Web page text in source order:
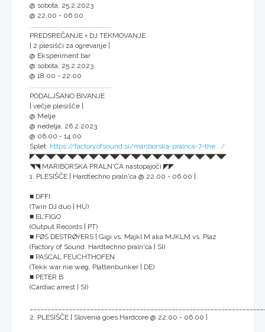
@ sobota, 25.2.2023
@ 22.00 - 06.00
PREDSREČANJE + DJ TEKMOVANJE
| 2 plesišči za ogrevanje |
@ Eksperiment bar
@ sobota, 25.2.2023
@ 18.00 - 22.00
PODALJŠANO BIVANJE
| večje plesišče |
@ Melje
@ nedelja, 26.2.2023
@ 06.00 - 14.00
Splet: https://factoryofsound.si/mariborska-pralnca-7-the.../
◤◥◤◥◤◥◤◥◤◥◤◥◤◥◤◥◤◥◤◥◤◥◤◥◤◥◤◥◤◥◤◥◤◥◤◥◤
◥◥ MARIBORSKA PRALN'CA nastopajoči ◤◤
1. PLESIŠČE | Hardtechno praln'ca @ 22.00 - 06.00 |
■ DFFI
(Twin DJ duo | HU)
■ EL'FIGO
(Output Records | PT)
■ FØS DESTRØÝERS | Gigi vs. Majkl M aka MJKLM vs. Plaz
(Factory of Sound, Hardtechno praln'ca | SI)
■ PASCAL FEUCHTHOFEN
(Tekk war nie weg, Plattenbunker | DE)
■ PETER B
(Cardiac arrest | SI)
2. PLESIŠČE | Slovenia goes Hardcore @ 22.00 - 06.00 |